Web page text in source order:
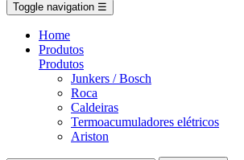
Toggle navigation ☰
Home
Produtos
Produtos
Junkers / Bosch
Roca
Caldeiras
Termoacumuladores elétricos
Ariston